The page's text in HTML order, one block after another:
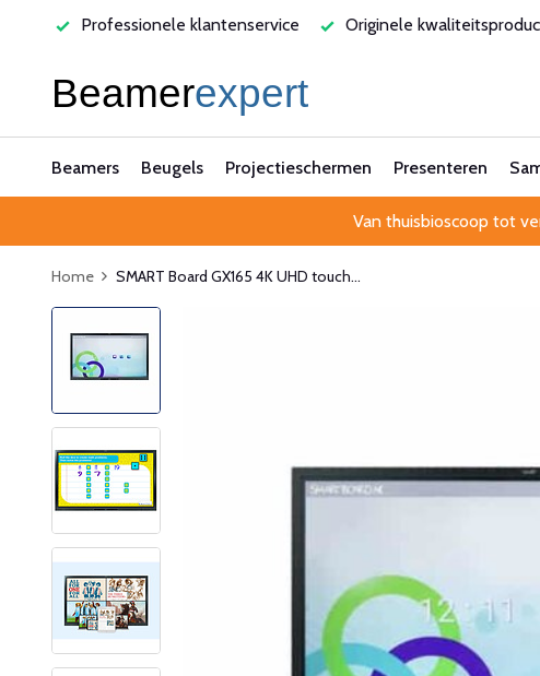
Originele kwaliteitsproducten Laagste prijsgarantie
Beamers Beugels Projectieschermen Presenteren
Van thuisbioscoop tot
Home SMART Board GX165 4K UHD touch...